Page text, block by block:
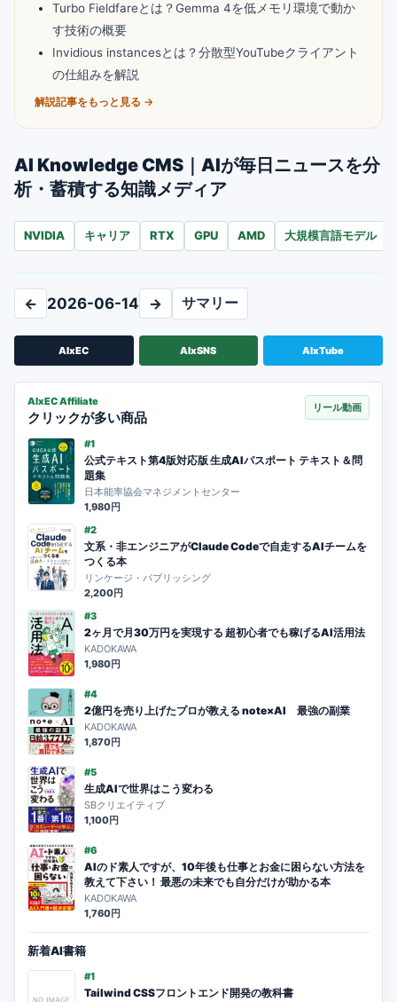
Turbo Fieldfareとは？Gemma 4を低メモリ環境で動か
す技術の概要
Invidious instancesとは？分散型YouTubeクライアント
の仕組みを解説
解説記事をもっと見る →
AI Knowledge CMS｜AIが毎日ニュースを分
析・蓄積する知識メディア
NVIDIA キャリア RTX GPU AMD 大規模言語モデル
← 2026-06-14 → サマリー
AIxEC AIxSNS AIxTube
AIxEC Affiliate
クリックが多い商品
リール動画
#1
公式テキスト第4版対応版 生成AIパスポート テキスト＆問
題集
日本能率協会マネジメントセンター
1,980円
#2
文系・非エンジニアがClaude Codeで自走するAIチームを
つくる本
リンケージ・パブリッシング
2,200円
#3
2ヶ月で月30万円を実現する 超初心者でも稼げるAI活用法
KADOKAWA
1,980円
#4
2億円を売り上げたプロが教える note×AI 最強の副業
KADOKAWA
1,870円
#5
生成AIで世界はこう変わる
SBクリエイティブ
1,100円
#6
AIのド素人ですが、10年後も仕事とお金に困らない方法を
教えて下さい！ 最悪の未来でも自分だけが助かる本
KADOKAWA
1,760円
新着AI書籍
#1
Tailwind CSSフロントエンド開発の教科書